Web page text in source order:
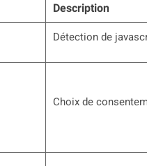
Description
Détection de
Choix de